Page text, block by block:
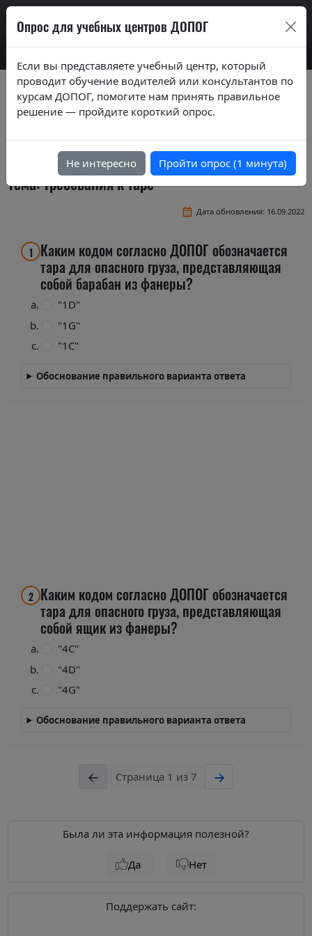
AdrExam
Вопросы экзаменационных билетов по
курсам ДОПОГ ver. 2019
Экзаменационные вопросы по темам
базового курса
Тема: Требования к таре
Дата обновления: 16.09.2022
1
Каким кодом согласно ДОПОГ обозначается
тара для опасного груза, представляющая
собой барабан из фанеры?
"1D"
"1G"
"1C"
Обоснование правильного варианта ответа
2 Каким кодом согласно ДОПОГ обозначается
тара для опасного груза, представляющая
собой ящик из фанеры?
"4C"
"4D"
"4G"
Обоснование правильного варианта ответа
Страница 1 из 7
Была ли эта информация полезной?
Да Нет
Поддержать сайт:
Опрос для учебных центров ДОПОГ
Если вы представляете учебный центр, который
проводит обучение водителей или консультантов по
курсам ДОПОГ, помогите нам принять правильное
решение — пройдите короткий опрос.
Не интересно Пройти опрос (1 минута)